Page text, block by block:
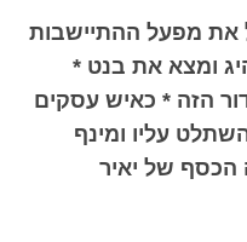
את מפעל ההתיישבות
ומצא את בנט *
הזה * כאיש עסקים
עליו ומינף
הכסף של יאיר